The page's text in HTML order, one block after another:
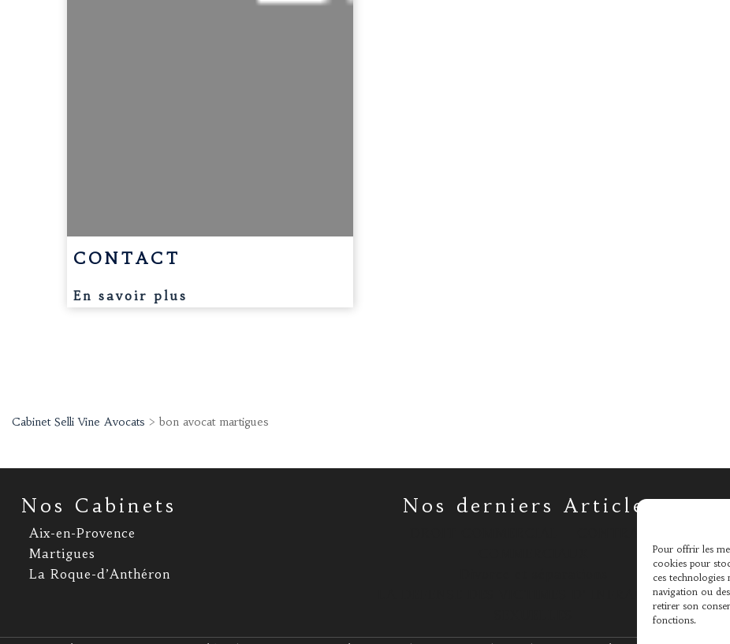
Pour offrir les
cookies pour
ces technologies
navigation ou
retirer son
fonctions.
CONTACT
En savoir plus
Cabinet Selli Vine Avocats > bon avocat martigues
Nos Cabinets
Aix-en-Provence
Martigues
La Roque-d’Anthéron
Nos derniers Articles
LA DEFENSE DES VICTIMES D’ INFRACTIONS